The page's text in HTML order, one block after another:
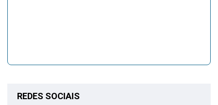
REDES SOCIAIS